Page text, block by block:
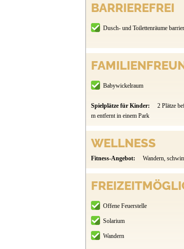
BARRIEREFREI
Dusch- und Toilettenräume
Babywickelraum
Spielplätze für Kinder:
2 Plätze
m entfernt in einem Park
WELLNESS
Fitness-Angebot: Wandern,
Offene Feuerstelle
Solarium
Wandern